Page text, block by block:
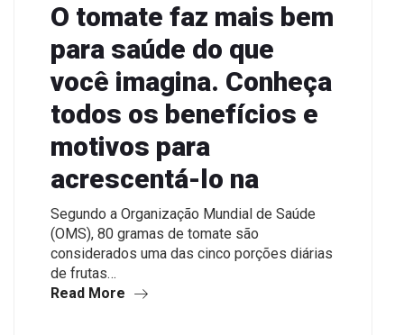
O tomate faz mais bem
para saúde do que
você imagina. Conheça
todos os benefícios e
motivos para
acrescentá-lo na
Segundo a Organização Mundial de Saúde
(OMS), 80 gramas de tomate são
considerados uma das cinco porções diárias
de frutas…
Read More